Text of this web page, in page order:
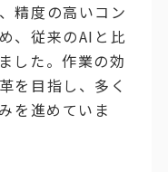
精度の高いコン
、従来のAIと比
した。作業の効
を目指し、多く
を進めていま